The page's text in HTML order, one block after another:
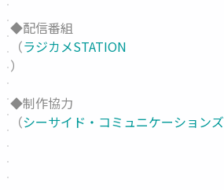
◆配信番組
（ラジカメSTATION
）
◆制作協力
（シーサイド・コミュニケーションズ